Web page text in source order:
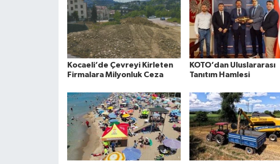
Kocaeli’de Çevreyi Kirleten
Firmalara Milyonluk Ceza
KOTO’dan Uluslararası
Tanıtım Hamlesi